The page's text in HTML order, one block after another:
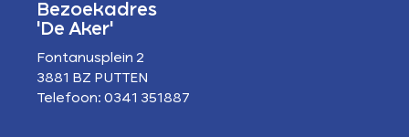
Bezoekadres
'De Aker'
Fontanusplein 2
3881 BZ PUTTEN
Telefoon: 0341 351887